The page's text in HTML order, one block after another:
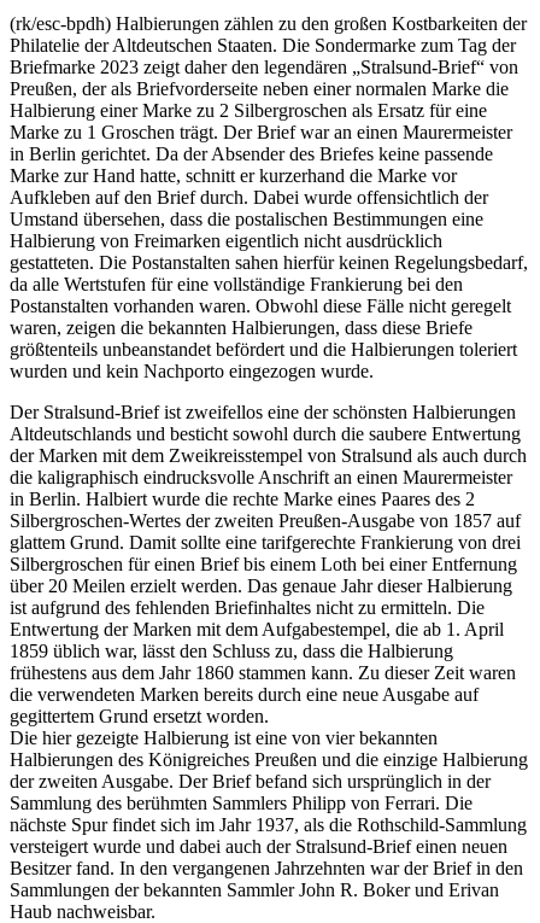
(rk/esc-bpdh) Halbierungen zählen zu den großen Kostbarkeiten der
Philatelie der Altdeutschen Staaten. Die Sondermarke zum Tag der
Briefmarke 2023 zeigt daher den legendären „Stralsund-Brief“ von
Preußen, der als Briefvorderseite neben einer normalen Marke die
Halbierung einer Marke zu 2 Silbergroschen als Ersatz für eine
Marke zu 1 Groschen trägt. Der Brief war an einen Maurermeister
in Berlin gerichtet. Da der Absender des Briefes keine passende
Marke zur Hand hatte, schnitt er kurzerhand die Marke vor
Aufkleben auf den Brief durch. Dabei wurde offensichtlich der
Umstand übersehen, dass die postalischen Bestimmungen eine
Halbierung von Freimarken eigentlich nicht ausdrücklich
gestatteten. Die Postanstalten sahen hierfür keinen Regelungsbedarf,
da alle Wertstufen für eine vollständige Frankierung bei den
Postanstalten vorhanden waren. Obwohl diese Fälle nicht geregelt
waren, zeigen die bekannten Halbierungen, dass diese Briefe
größtenteils unbeanstandet befördert und die Halbierungen toleriert
wurden und kein Nachporto eingezogen wurde.
Der Stralsund-Brief ist zweifellos eine der schönsten Halbierungen
Altdeutschlands und besticht sowohl durch die saubere Entwertung
der Marken mit dem Zweikreisstempel von Stralsund als auch durch
die kaligraphisch eindrucksvolle Anschrift an einen Maurermeister
in Berlin. Halbiert wurde die rechte Marke eines Paares des 2
Silbergroschen-Wertes der zweiten Preußen-Ausgabe von 1857 auf
glattem Grund. Damit sollte eine tarifgerechte Frankierung von drei
Silbergroschen für einen Brief bis einem Loth bei einer Entfernung
über 20 Meilen erzielt werden. Das genaue Jahr dieser Halbierung
ist aufgrund des fehlenden Briefinhaltes nicht zu ermitteln. Die
Entwertung der Marken mit dem Aufgabestempel, die ab 1. April
1859 üblich war, lässt den Schluss zu, dass die Halbierung
frühestens aus dem Jahr 1860 stammen kann. Zu dieser Zeit waren
die verwendeten Marken bereits durch eine neue Ausgabe auf
gegittertem Grund ersetzt worden.
Die hier gezeigte Halbierung ist eine von vier bekannten
Halbierungen des Königreiches Preußen und die einzige Halbierung
der zweiten Ausgabe. Der Brief befand sich ursprünglich in der
Sammlung des berühmten Sammlers Philipp von Ferrari. Die
nächste Spur findet sich im Jahr 1937, als die Rothschild-Sammlung
versteigert wurde und dabei auch der Stralsund-Brief einen neuen
Besitzer fand. In den vergangenen Jahrzehnten war der Brief in den
Sammlungen der bekannten Sammler John R. Boker und Erivan
Haub nachweisbar.